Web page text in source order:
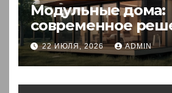
Модульные дома:
современное
комфортного
22 ИЮЛЯ, 2026 ADMIN